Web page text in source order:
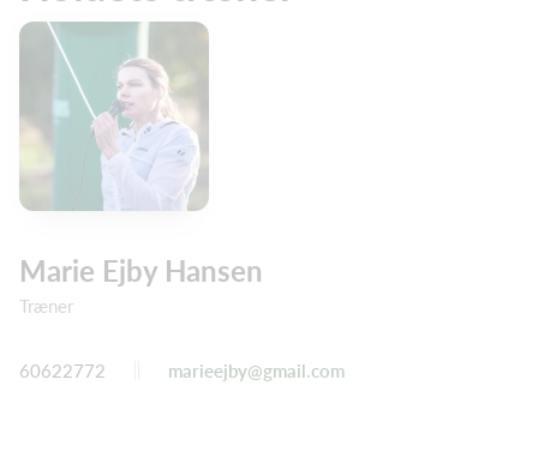
Marie Ejby Hansen
Træner
60622772 marieejby@gmail.com